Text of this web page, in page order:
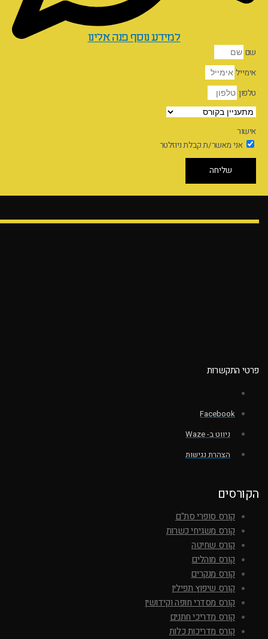
למידע נוסף פנה אלינו
שם
אימייל
טלפון
אישור
אני מאשר/ת קבלת ניוזלטר
שליחה
פרטי התקשרות
Facebook
ניווט ב- Waze
הצהרת נגישות
הקורסים
קורס סופרי סת"ם
קורס משגיחי כשרות
קורס שחיטה
קורס מוהלים
קורס מנקרים
קורס שיפוץ תפילין
קורס מסדרי חופה וקידושין
קורס מדריכי חתנים
קורס מדריכות כלות